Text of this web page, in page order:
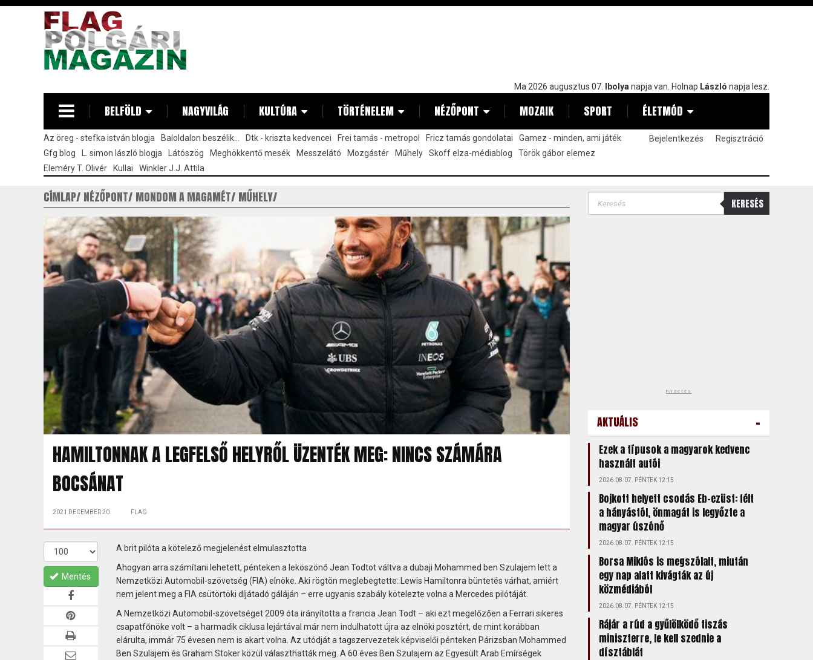
Ma 2026 augusztus 07. Ibolya napja van. Holnap László napja lesz.
BELFÖLD NAGYVILÁG KULTÚRA TÖRTÉNELEM NÉZŐPONT MOZAIK SPORT ÉLETMÓD
Az öreg - stefka istván blogja Baloldalon beszélik... Dtk - kriszta kedvencei Frei tamás - metropol Fricz tamás gondolatai
Gamez - minden, ami játék
Gfg blog
L. simon lászló blogja Látószög Meghökkentő mesék Messzelátó Mozgástér Műhely Skoff elza-médiablog
Török gábor elemez
Eleméry T. Olivér
Kullai Winkler J.J. Attila
Bejelentkezés Regisztráció
CÍMLAP NÉZŐPONT MONDOM A MAGAMÉT MŰHELY
HAMILTONNAK A LEGFELSŐ HELYRŐL ÜZENTÉK MEG: NINCS SZÁMÁRA
BOCSÁNAT
2021 DECEMBER 20. FLAG
Mentés
A brit pilóta a kötelező megjelenést elmulasztotta
Ahogyan arra számítani lehetett, pénteken a leköszönő Jean Todtot váltva a dubaji Mohammed ben Szulajem lett a
Nemzetközi Automobil-szövetség (FIA) elnöke. Aki rögtön meglebegtette: Lewis Hamiltonra büntetés várhat, amiért
nem jelent meg a FIA csütörtöki díjátadó gáláján – erre ugyanis szabály kötelezte volna a Mercedes pilótáját.
A Nemzetközi Automobil-szövetséget 2009 óta irányította a francia Jean Todt – aki ezt megelőzően a Ferrari sikeres
csapatfőnöke volt – a harmadik ciklusa lejártával már nem indulhatott újra az elnöki posztért, de mint korábban
elárulta, immár 75 évesen nem is akart volna. Az utódját a tagszervezetek képviselői pénteken Párizsban Mohammed
Ben Szulajem és Graham Stoker közül választhatták meg. A 60 éves Ben Szulajem az Egyesült Arab Emírségek
KERESÉS
hirdetés
AKTUÁLIS -
Ezek a típusok a magyarok kedvenc
használt autói
2026.08.07. PÉNTEK 12:15
Bojkott helyett csodás Eb-ezüst: félt
a hányástól, önmagát is legyőzte a
magyar úszónő
2026.08.07. PÉNTEK 12:15
Borsa Miklós is megszólalt, miután
egy nap alatt kivágták az új
közmédiából
2026.08.07. PÉNTEK 12:15
Rájár a rúd a gyűlölködő tiszás
miniszterre, le kell szednie a
dísztáblát